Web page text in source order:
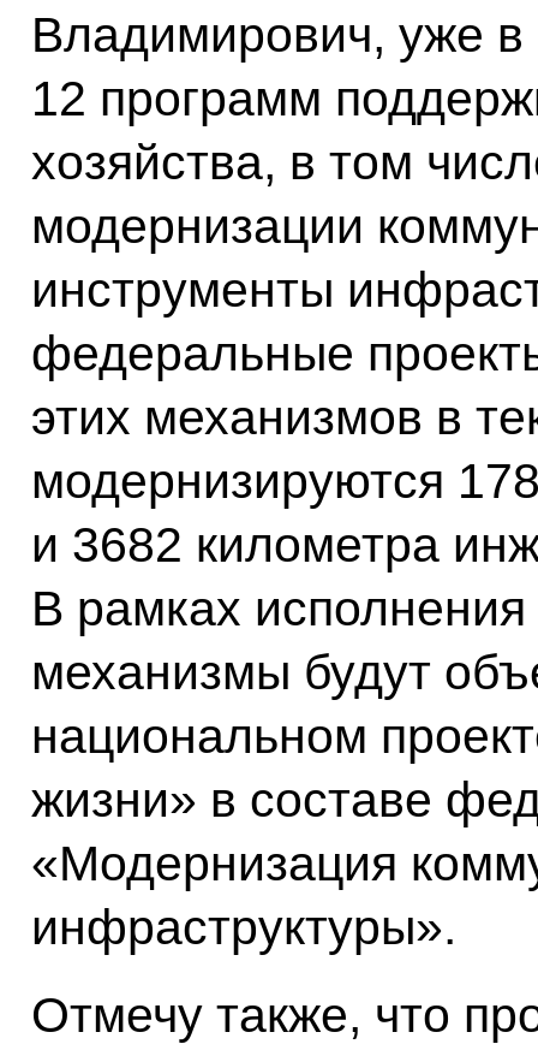
Владимирович, уже в
12 программ
хозяйства, в том
модернизации
инструменты
федеральные
этих механизмов в
модернизируются
и 3682 километра
В рамках исполнения
механизмы будут
национальном
жизни» в составе
«Модернизация
инфраструктуры».
Отмечу также, что